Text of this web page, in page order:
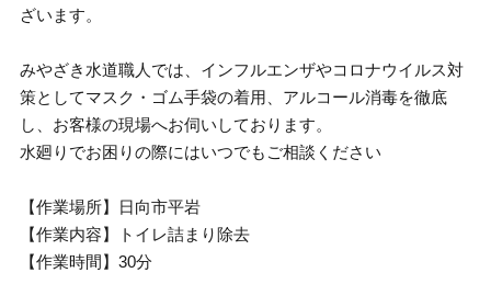
ざいます。
みやざき水道職人では、インフルエンザやコロナウイルス対
策としてマスク・ゴム手袋の着用、アルコール消毒を徹底
し、お客様の現場へお伺いしております。
水廻りでお困りの際にはいつでもご相談ください
【作業場所】日向市平岩
【作業内容】トイレ詰まり除去
【作業時間】30分